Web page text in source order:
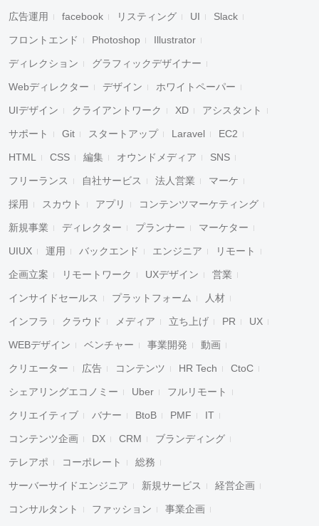
広告運用 facebook リスティング UI Slack
フロントエンド Photoshop Illustrator
ディレクション グラフィックデザイナー
Webディレクター デザイン ホワイトペーパー
UIデザイン クライアントワーク XD アシスタント
サポート Git スタートアップ Laravel EC2
HTML CSS 編集 オウンドメディア SNS
フリーランス 自社サービス 法人営業 マーケ
採用 スカウト アプリ コンテンツマーケティング
新規事業 ディレクター プランナー マーケター
UIUX 運用 バックエンド エンジニア リモート
企画立案 リモートワーク UXデザイン 営業
インサイドセールス プラットフォーム 人材
インフラ クラウド メディア 立ち上げ PR UX
WEBデザイン ベンチャー 事業開発 動画
クリエーター 広告 コンテンツ HR Tech CtoC
シェアリングエコノミー Uber フルリモート
クリエイティブ バナー BtoB PMF IT
コンテンツ企画 DX CRM ブランディング
テレアポ コーポレート 総務
サーバーサイドエンジニア 新規サービス 経営企画
コンサルタント ファッション 事業企画